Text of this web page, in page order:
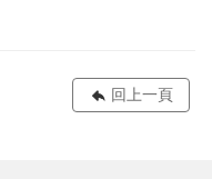
回上一頁